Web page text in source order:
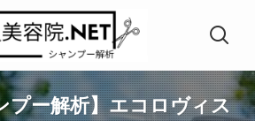
プー解析】エコロヴィス